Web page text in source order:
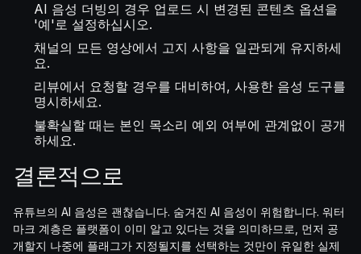
AI 음성 더빙의 경우 업로드 시 변경된 콘텐츠 옵션을
'예'로 설정하십시오.
채널의 모든 영상에서 고지 사항을 일관되게 유지하세
요.
리뷰에서 요청할 경우를 대비하여, 사용한 음성 도구를
명시하세요.
불확실할 때는 본인 목소리 예외 여부에 관계없이 공개
하세요.
결론적으로
유튜브의 AI 음성은 괜찮습니다. 숨겨진 AI 음성이 위험합니다. 워터
마크 계층은 플랫폼이 이미 알고 있다는 것을 의미하므로, 먼저 공
개할지 나중에 플래그가 지정될지를 선택하는 것만이 유일한 실제